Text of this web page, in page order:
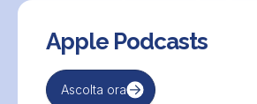
Apple Podcasts
Ascolta ora